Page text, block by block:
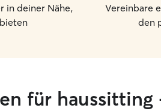
in deiner Nähe,
Vereinbare
den
für haussitting